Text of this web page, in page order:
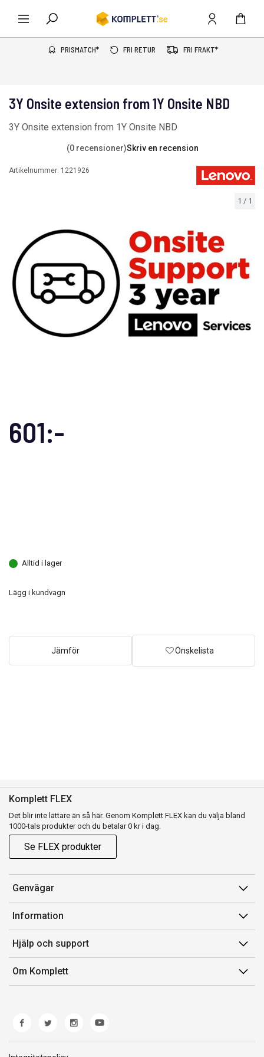
PRISMATCH* FRI RETUR FRI FRAKT*
1 / 1
3Y Onsite extension from 1Y Onsite NBD
3Y Onsite extension from 1Y Onsite NBD
(0 recensioner)Skriv en recension
Artikelnummer: 1221926
601:-
Alltid i lager
Lägg i kundvagn
Jämför Önskelista
Komplett FLEX
Det blir inte lättare än så här. Genom Komplett FLEX kan du välja bland
1000-tals produkter och du betalar 0 kr i dag.
Se FLEX produkter
Genvägar
Konto
Orderhistorik
Presentkort
Komplett Club
Information
Försäljningsvillkor
Medlemsvillkor for Komplett Club
Lediga tjänster
Hjälp och support
Kontakta oss
Kundservice
Produkthjälp och retur
Felsökning och guider
Om Komplett